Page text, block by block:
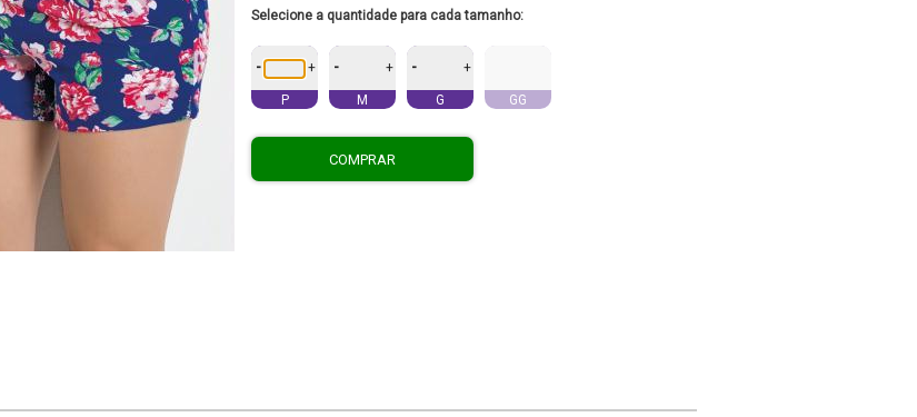
Selecione a quantidade para cada tamanho:
- +
P
- +
M
- +
G GG
COMPRAR